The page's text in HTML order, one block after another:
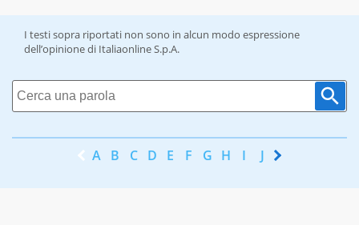
I testi sopra riportati non sono in alcun modo espressione
dell’opinione di Italiaonline S.p.A.
A B C D E F G H I J K